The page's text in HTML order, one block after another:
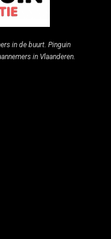
in de buurt. Pinguin
in Vlaanderen.